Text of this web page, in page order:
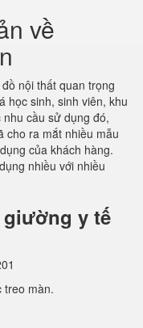
về
nội thất quan trọng
học sinh, sinh viên, khu
cầu sử dụng đó,
cho ra mắt nhiều mẫu
của khách hàng.
nhiều với nhiều
y tế
treo màn.